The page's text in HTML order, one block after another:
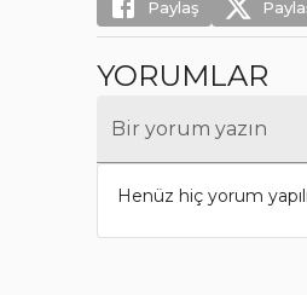
Paylaş
YORUMLAR
Bir yorum yazın
Henüz hiç yorum